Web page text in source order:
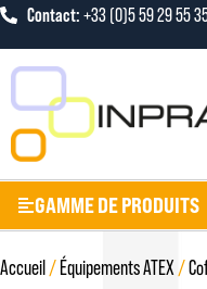
Contact: +33 (0)5 59 29 55
GAMME DE PRODUITS
Accueil / Équipements ATEX /